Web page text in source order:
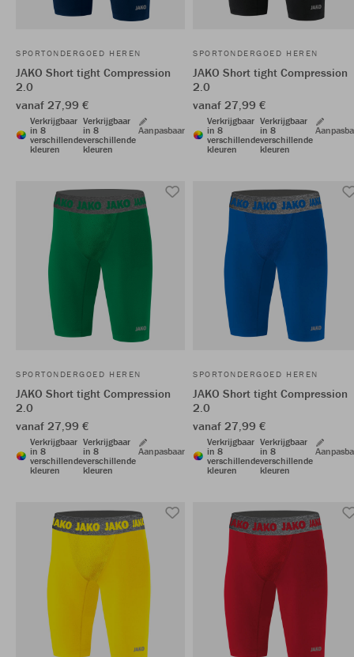
SPORTONDERGOED HEREN
JAKO Short tight Compression
2.0
vanaf 27,99 €
Verkrijgbaar
in 8
verschillende
kleuren
Verkrijgbaar
in 8
verschillende
kleuren
Aanpasbaar
SPORTONDERGOED HEREN
JAKO Short tight Compression
2.0
vanaf 27,99 €
Verkrijgbaar
in 8
verschillende
kleuren
Verkrijgbaar
in 8
verschillende
kleuren
SPORTONDERGOED HEREN
JAKO Short tight Compression
2.0
vanaf 27,99 €
Verkrijgbaar
in 8
verschillende
kleuren
Verkrijgbaar
in 8
verschillende
kleuren
Aanpasbaar
SPORTONDERGOED HEREN
JAKO Short tight Compression
2.0
vanaf 27,99 €
Verkrijgbaar
in 8
verschillende
kleuren
Verkrijgbaar
in 8
verschillende
kleuren